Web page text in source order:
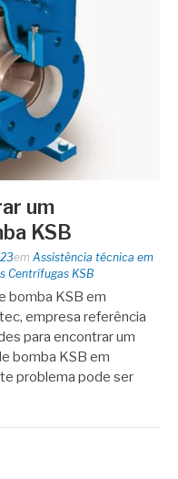
um
KSB
em Assistência técnica em
Centrífugas KSB
bomba KSB em
empresa referência
para encontrar um
bomba KSB em
problema pode ser